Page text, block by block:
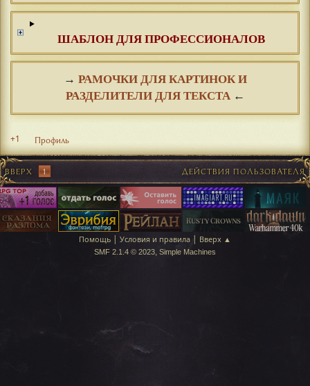
ШАБЛОН ДЛЯ ПРОФЕССИОНАЛОВ
→ РАМОЧКИ ДЛЯ КАРТИНОК И
РАЗДЕЛИТЕЛИ ДЛЯ ТЕКСТА←
+1 Профиль
ВВЕРХ 1 ДЕЙСТВИЯ ПОЛЬЗОВАТЕЛЯ
Помощь | Условия и правила | Вверх ▲
SMF 2.1.4 © 2023, Simple Machines